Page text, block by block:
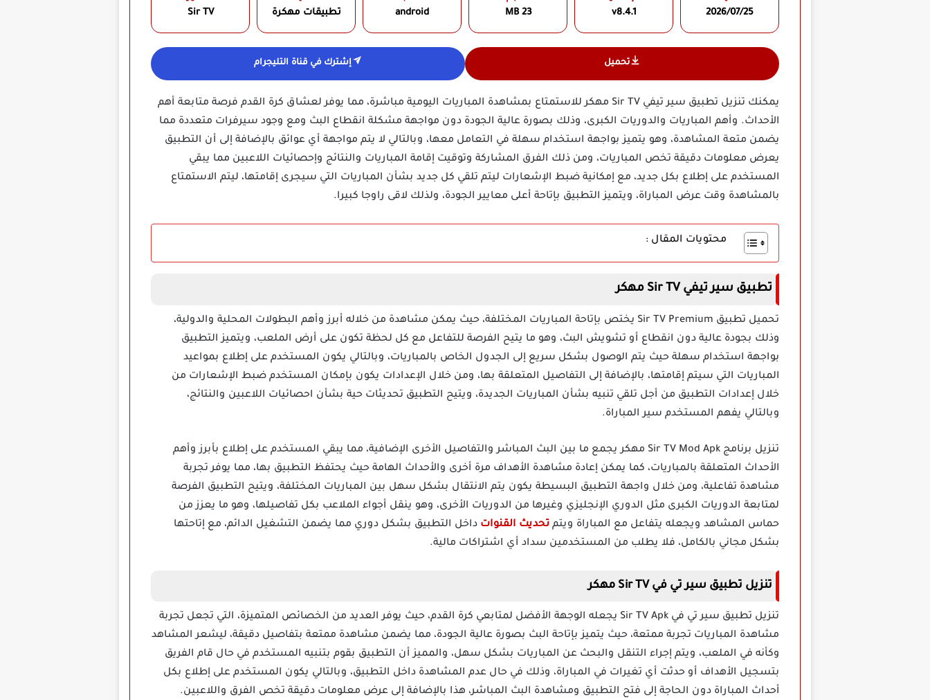
2026/07/25
v8.4.1
23 MB
android تطبيقات مهكرة Sir TV
تحميل إشترك في قناة التليجرام
يمكنك تنزيل تطبيق سير تيفي Sir TV مهكر للاستمتاع بمشاهدة المباريات اليومية مباشرة، مما يوفر لعشاق كرة القدم فرصة متابعة أهم
الأحداث. وأهم المباريات والدوريات الكبرى، وذلك بصورة عالية الجودة دون مواجهة مشكلة انقطاع البث ومع وجود سيرفرات متعددة مما
يضمن متعة المشاهدة، وهو يتميز بواجهة استخدام سهلة في التعامل معها، وبالتالي لا يتم مواجهة أي عوائق بالإضافة إلى أن التطبيق
يعرض معلومات دقيقة تخص المباريات، ومن ذلك الفرق المشاركة وتوقيت إقامة المباريات والنتائج وإحصائيات اللاعبين مما يبقي
المستخدم على إطلاع بكل جديد، مع إمكانية ضبط الإشعارات ليتم تلقي كل جديد بشأن المباريات التي سيجرى إقامتها، ليتم الاستمتاع
بالمشاهدة وقت عرض المباراة، ويتميز التطبيق بإتاحة أعلى معايير الجودة، ولذلك لاقى راوجا كبيرا.
محتويات المقال :
تطبيق سير تيفي Sir TV مهكر
تحميل تطبيق Sir TV Premium يختص بإتاحة المباريات المختلفة، حيث يمكن مشاهدة من خلاله أبرز وأهم البطولات المحلية والدولية،
وذلك بجودة عالية دون انقطاع أو تشويش البث، وهو ما يتيح الفرصة للتفاعل مع كل لحظة تكون على أرض الملعب، ويتميز التطبيق
بواجهة استخدام سهلة حيث يتم الوصول بشكل سريع إلى الجدول الخاص بالمباريات، وبالتالي يكون المستخدم على إطلاع بمواعيد
المباريات التي سيتم إقامتها، بالإضافة إلى التفاصيل المتعلقة بها، ومن خلال الإعدادات يكون بإمكان المستخدم ضبط الإشعارات من
خلال إعدادات التطبيق من أجل تلقي تنبيه بشأن المباريات الجديدة، ويتيح التطبيق تحديثات حية بشأن احصائيات اللاعبين والنتائج،
وبالتالي يفهم المستخدم سير المباراة.
تنزيل برنامج Sir TV Mod Apk مهكر يجمع ما بين البث المباشر والتفاصيل الأخرى الإضافية، مما يبقي المستخدم على إطلاع بأبرز وأهم
الأحداث المتعلقة بالمباريات، كما يمكن إعادة مشاهدة الأهداف مرة أخرى والأحداث الهامة حيث يحتفظ التطبيق بها، مما يوفر تجربة
مشاهدة تفاعلية، ومن خلال واجهة التطبيق البسيطة يكون يتم الانتقال بشكل سهل بين المباريات المختلفة، ويتيح التطبيق الفرصة
لمتابعة الدوريات الكبرى مثل الدوري الإنجليزي وغيرها من الدوريات الأخرى، وهو ينقل أجواء الملاعب بكل تفاصيلها، وهو ما يعزز من
حماس المشاهد ويجعله يتفاعل مع المباراة ويتم تحديث القنوات داخل التطبيق بشكل دوري مما يضمن التشغيل الدائم، مع إتاحتها
بشكل مجاني بالكامل، فلا يطلب من المستخدمين سداد أي اشتراكات مالية.
تنزيل تطبيق سير تي في Sir TV مهكر
تنزيل تطبيق سير تي في Sir TV Apk يجعله الوجهة الأفضل لمتابعي كرة القدم، حيث يوفر العديد من الخصائص المتميزة، التي تجعل تجربة
مشاهدة المباريات تجربة ممتعة، حيث يتميز بإتاحة البث بصورة عالية الجودة، مما يضمن مشاهدة ممتعة بتفاصيل دقيقة، ليشعر المشاهد
وكأنه في الملعب، ويتم إجراء التنقل والبحث عن المباريات بشكل سهل، والمميز أن التطبيق بقوم بتنبيه المستخدم في حال قام الفريق
بتسجيل الأهداف أو حدثت أي تغيرات في المباراة، وذلك في حال عدم المشاهدة داخل التطبيق، وبالتالي يكون المستخدم على إطلاع بكل
أحداث المباراة دون الحاجة إلى فتح التطبيق ومشاهدة البث المباشر، هذا بالإضافة إلى عرض معلومات دقيقة تخص الفرق واللاعبين.